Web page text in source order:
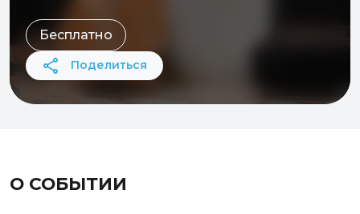
Бесплатно
Поделиться
О СОБЫТИИ